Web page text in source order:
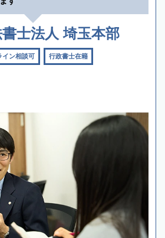
士法人 埼玉本部
イン相談可 行政書士在籍